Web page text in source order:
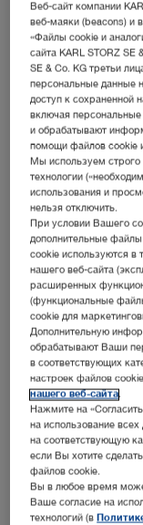
Количество:
Информация
VITOM® eagle
применением
флуоресцеина
VITOM® eagle –
экзоскопии с
обеспечивает
одновременно
команды. Кроме
возможности
Веб-сайт компании
веб-маяки (beacons) и
«Файлы cookie и
сайта KARL STORZ SE
SE & Co. KG третьи
персональные данные
доступ к сохраненной
включая
и обрабатывают
помощи файлов cookie
Мы используем
технологии
использования и
нельзя отключить.
При условии Вашего
дополнительные
cookie используются в
нашего веб-сайта
расширенных
(функциональные
cookie для
Дополнительную
обрабатывают Ваши
в соответствующих
настроек файлов
нашего веб-сайта.
Нажмите на
на использование
на соответствующую
если Вы хотите
файлов cookie.
Вы в любое время
Ваше согласие на
технологий (в